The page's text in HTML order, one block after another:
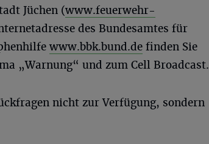
Jüchen (www.feuerwehr-
des Bundesamtes für
www.bbk.bund.de finden Sie
„Warnung“ und zum Cell Broadcast.
nicht zur Verfügung, sondern